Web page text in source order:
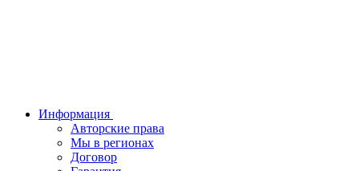
Информация
Авторские права
Мы в регионах
Договор